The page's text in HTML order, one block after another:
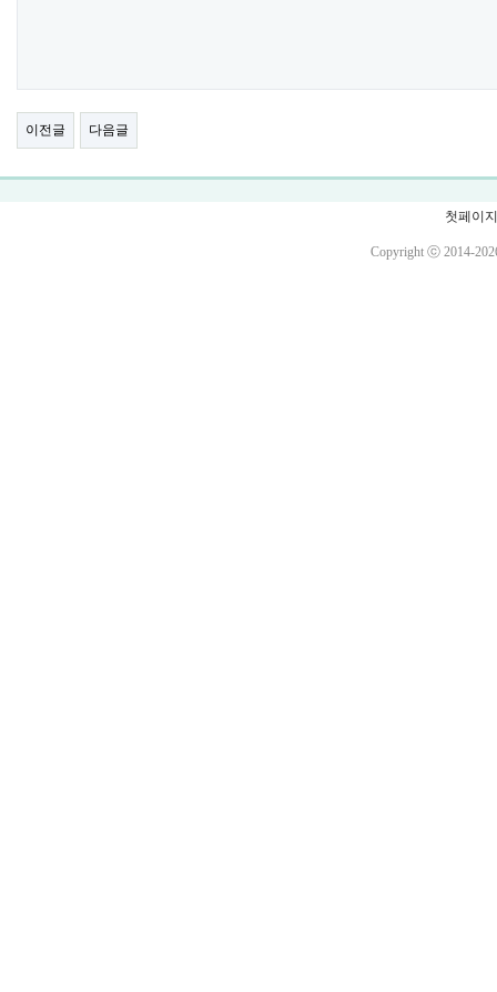
이전글 다음글
첫페이지
Copyright ⓒ 2014-